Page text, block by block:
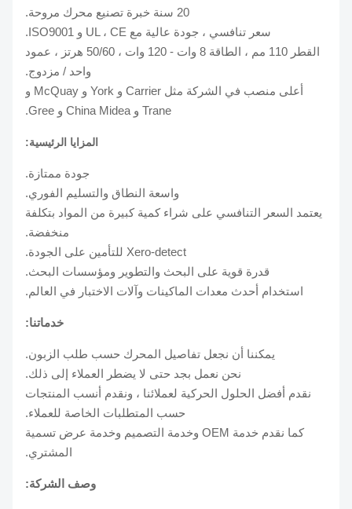
سعر تنافسي ، جودة عالية مع UL ، CE و ISO9001.
القطر 110 مم ، الطاقة 8 وات - 120 وات ، 50/60 هرتز ، عمود
واحد / مزدوج.
أعلى منصب في الشركة مثل Carrier و York و McQuay و
Trane و China Midea و Gree.
المزايا الرئيسية:
جودة ممتازة.
واسعة النطاق والتسليم الفوري.
يعتمد السعر التنافسي على شراء كمية كبيرة من المواد بتكلفة
منخفضة.
Xero-detect للتأمين على الجودة.
قدرة قوية على البحث والتطوير ومؤسسات البحث.
استخدام أحدث معدات الماكينات وآلات الاختبار في العالم.
خدماتنا:
يمكننا أن نجعل تفاصيل المحرك حسب طلب الزبون.
نحن نعمل بجد حتى لا يضطر العملاء إلى ذلك.
نقدم أفضل الحلول الحركية لعملائنا ، ونقدم أنسب المنتجات
حسب المتطلبات الخاصة للعملاء.
كما نقدم خدمة OEM وخدمة التصميم وخدمة عرض تسمية
المشتري.
وصف الشركة: